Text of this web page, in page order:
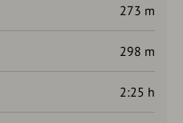
273 m
298 m
2:25 h